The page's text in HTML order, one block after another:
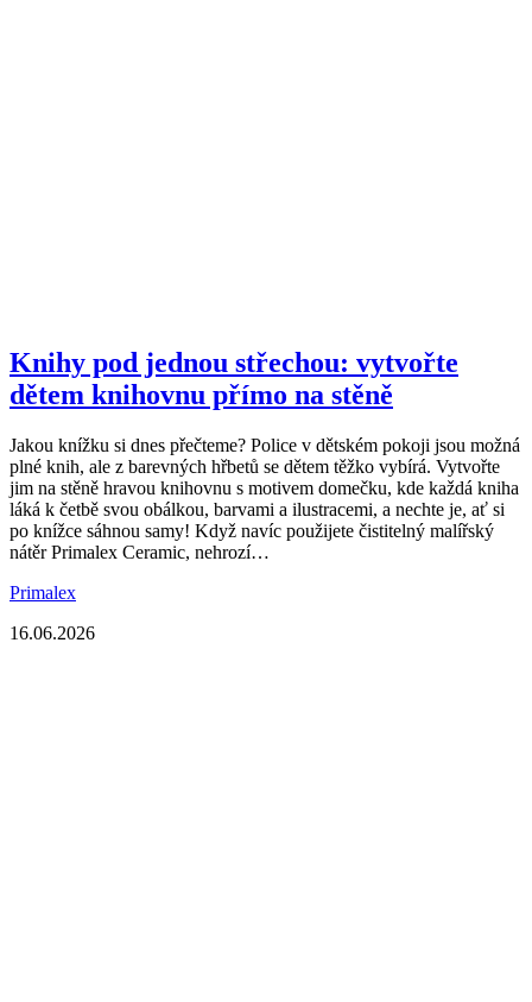
Knihy pod jednou střechou: vytvořte
dětem knihovnu přímo na stěně
Jakou knížku si dnes přečteme? Police v dětském pokoji jsou možná
plné knih, ale z barevných hřbetů se dětem těžko vybírá. Vytvořte
jim na stěně hravou knihovnu s motivem domečku, kde každá kniha
láká k četbě svou obálkou, barvami a ilustracemi, a nechte je, ať si
po knížce sáhnou samy! Když navíc použijete čistitelný malířský
nátěr Primalex Ceramic, nehrozí…
Primalex
16.06.2026